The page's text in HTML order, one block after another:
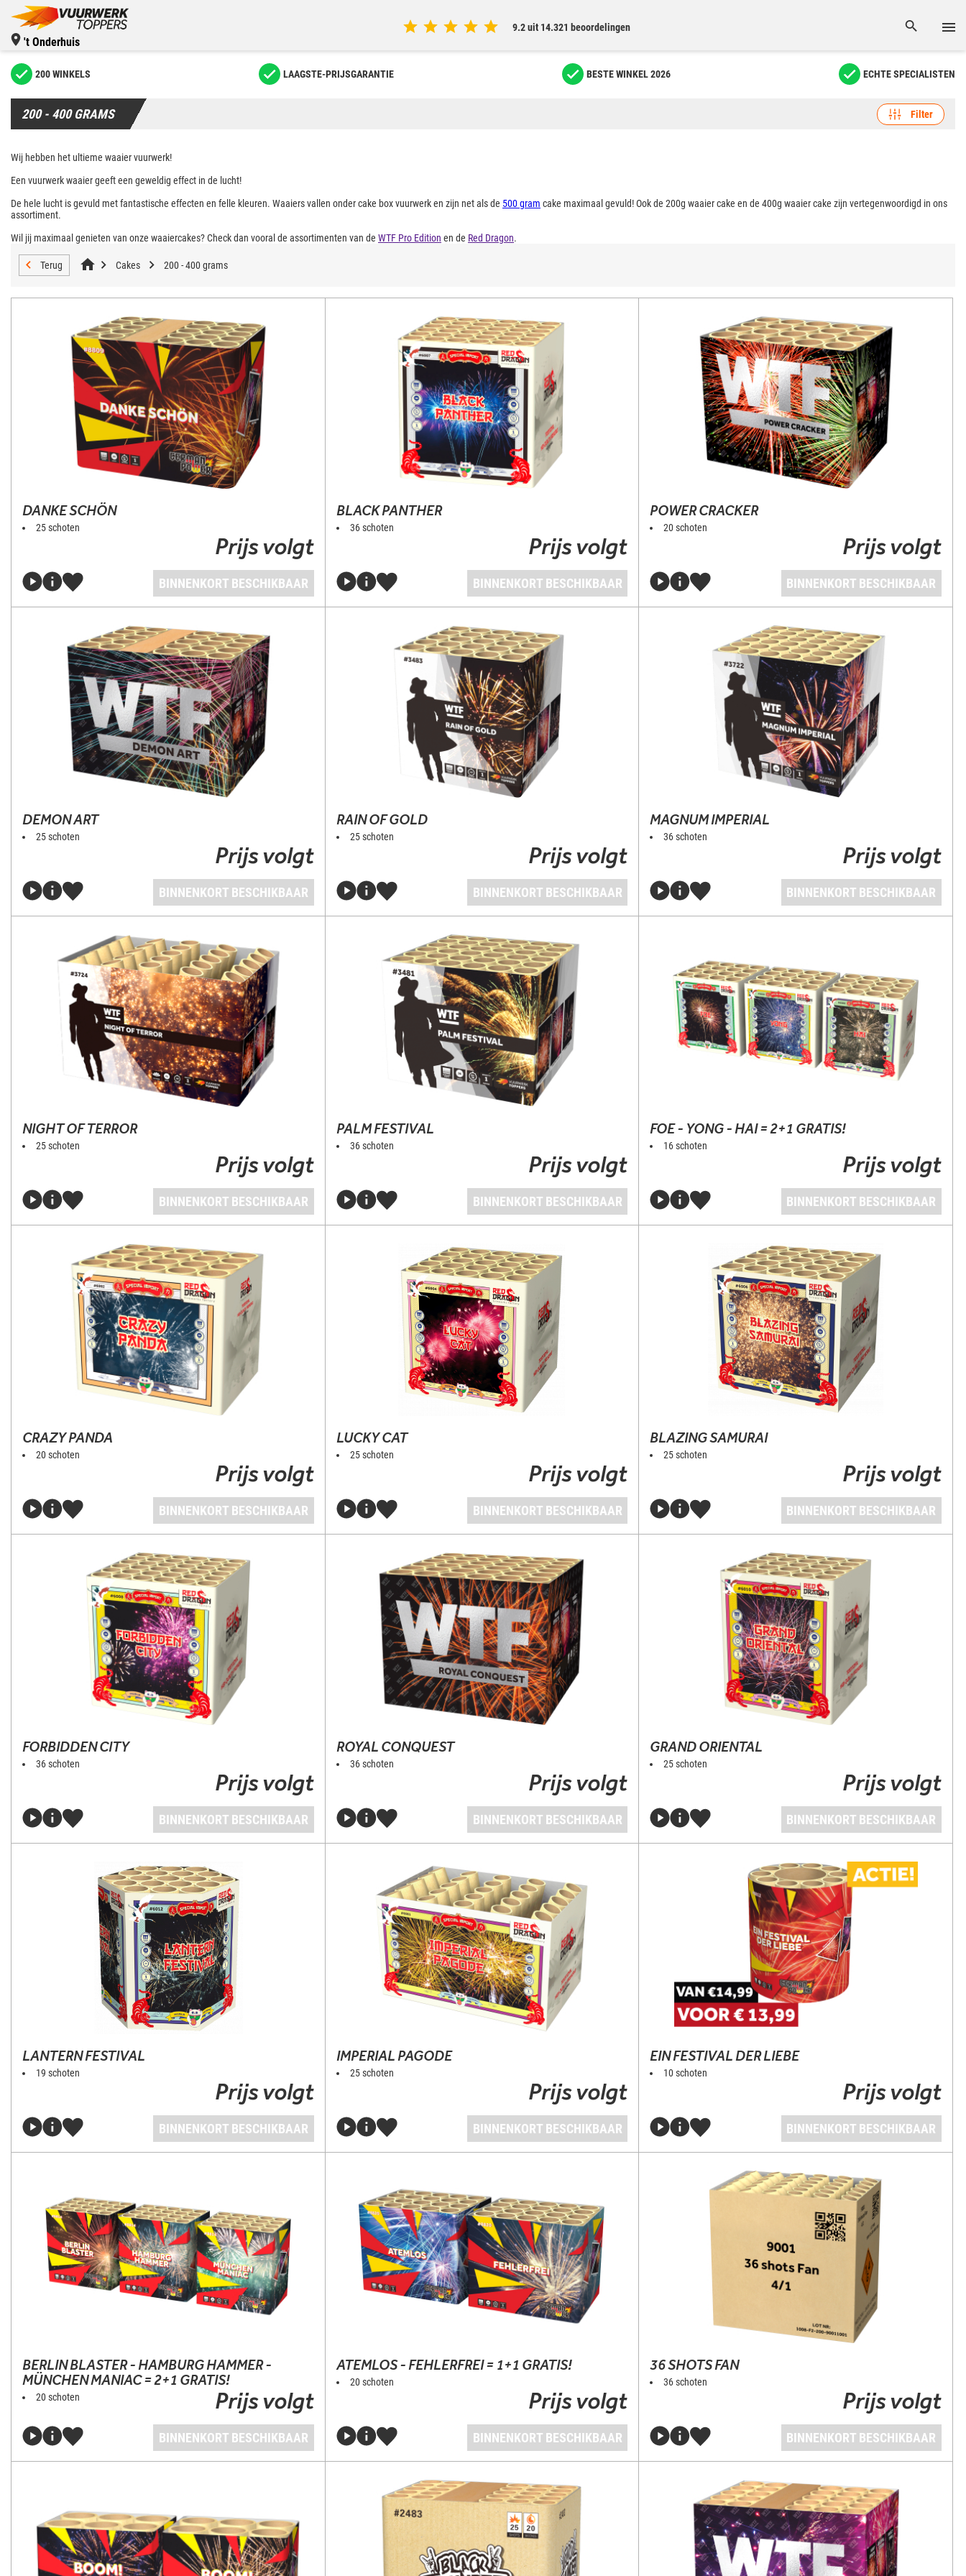
't Onderhuis
9.2 uit 14.321 beoordelingen
200 WINKELS LAAGSTE-PRIJSGARANTIE BESTE WINKEL 2026 ECHTE SPECIALISTEN
200 - 400 GRAMS Filter
Wij hebben het ultieme waaier vuurwerk!
Een vuurwerk waaier geeft een geweldig effect in de lucht!
De hele lucht is gevuld met fantastische effecten en felle kleuren. Waaiers vallen onder cake box vuurwerk en zijn net als de 500 gram cake maximaal gevuld! Ook de 200g waaier cake en de 400g waaier cake zijn vertegenwoordigd in ons
assortiment.
Wil jij maximaal genieten van onze waaiercakes? Check dan vooral de assortimenten van de WTF Pro Edition en de Red Dragon.
Terug Cakes 200 - 400 grams
DANKE SCHÖN
25 schoten
Prijs volgt
BINNENKORT BESCHIKBAAR
BLACK PANTHER
36 schoten
Prijs volgt
BINNENKORT BESCHIKBAAR
POWER CRACKER
20 schoten
Prijs volgt
BINNENKORT BESCHIKBAAR
DEMON ART
25 schoten
Prijs volgt
BINNENKORT BESCHIKBAAR
RAIN OF GOLD
25 schoten
Prijs volgt
BINNENKORT BESCHIKBAAR
MAGNUM IMPERIAL
36 schoten
Prijs volgt
BINNENKORT BESCHIKBAAR
NIGHT OF TERROR
25 schoten
Prijs volgt
BINNENKORT BESCHIKBAAR
PALM FESTIVAL
36 schoten
Prijs volgt
BINNENKORT BESCHIKBAAR
FOE - YONG - HAI = 2+1 GRATIS!
16 schoten
Prijs volgt
BINNENKORT BESCHIKBAAR
CRAZY PANDA
20 schoten
Prijs volgt
BINNENKORT BESCHIKBAAR
LUCKY CAT
25 schoten
Prijs volgt
BINNENKORT BESCHIKBAAR
BLAZING SAMURAI
25 schoten
Prijs volgt
BINNENKORT BESCHIKBAAR
FORBIDDEN CITY
36 schoten
Prijs volgt
BINNENKORT BESCHIKBAAR
ROYAL CONQUEST
36 schoten
Prijs volgt
BINNENKORT BESCHIKBAAR
GRAND ORIENTAL
25 schoten
Prijs volgt
BINNENKORT BESCHIKBAAR
LANTERN FESTIVAL
19 schoten
Prijs volgt
BINNENKORT BESCHIKBAAR
IMPERIAL PAGODE
25 schoten
Prijs volgt
BINNENKORT BESCHIKBAAR
EIN FESTIVAL DER LIEBE
10 schoten
Prijs volgt
BINNENKORT BESCHIKBAAR
BERLIN BLASTER - HAMBURG HAMMER -
MÜNCHEN MANIAC = 2+1 GRATIS!
20 schoten Prijs volgt
BINNENKORT BESCHIKBAAR
ATEMLOS - FEHLERFREI = 1+1 GRATIS!
20 schoten
Prijs volgt
BINNENKORT BESCHIKBAAR
36 SHOTS FAN
36 schoten
Prijs volgt
BINNENKORT BESCHIKBAAR